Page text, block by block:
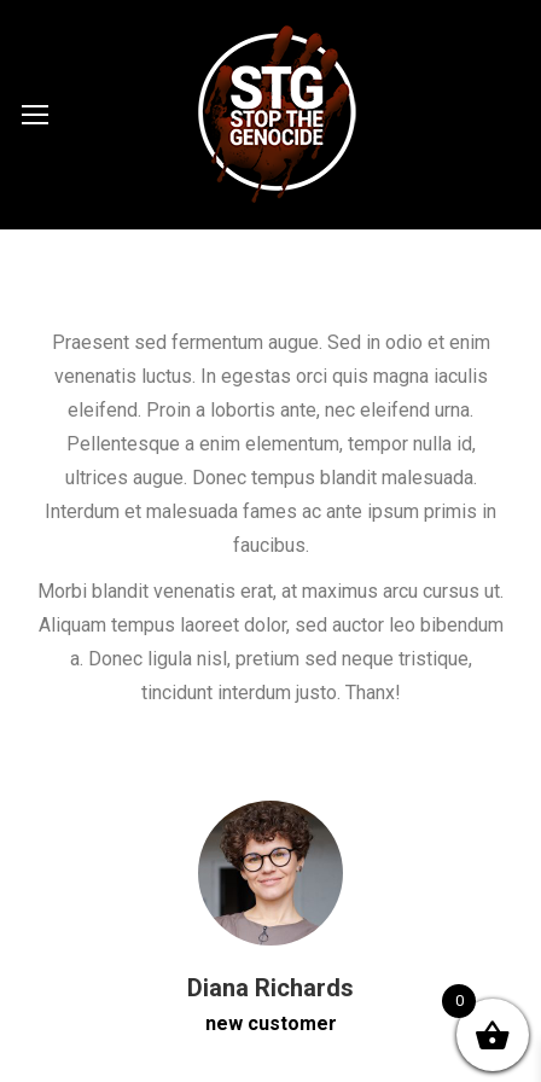
Praesent sed fermentum augue. Sed in odio et enim
venenatis luctus. In egestas orci quis magna iaculis
eleifend. Proin a lobortis ante, nec eleifend urna.
Pellentesque a enim elementum, tempor nulla id,
ultrices augue. Donec tempus blandit malesuada.
Interdum et malesuada fames ac ante ipsum primis in
faucibus.
Morbi blandit venenatis erat, at maximus arcu cursus ut.
Aliquam tempus laoreet dolor, sed auctor leo bibendum
a. Donec ligula nisl, pretium sed neque tristique,
tincidunt interdum justo. Thanx!
Diana Richards
new customer
0